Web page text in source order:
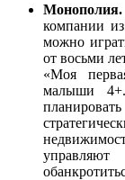
Монополия.
компании
можно
от восьми
«Моя
малыши